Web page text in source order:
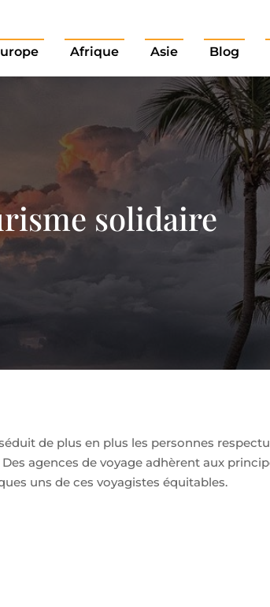
Afrique Asie Blog
solidaire
de plus en plus les personnes
agences de voyage adhèrent aux
uns de ces voyagistes équitables.